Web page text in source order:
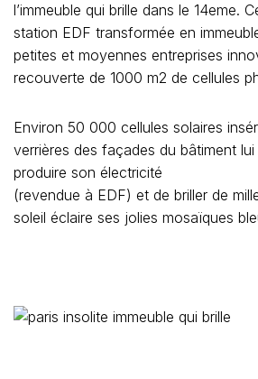
l’immeuble qui brille dans le 14eme.
station EDF transformée en
petites et moyennes entreprises
recouverte de 1000 m2 de cellules
Environ 50 000 cellules solaires
verrières des façades du bâtiment
produire son électricité
(revendue à EDF) et de briller de
soleil éclaire ses jolies mosaïques